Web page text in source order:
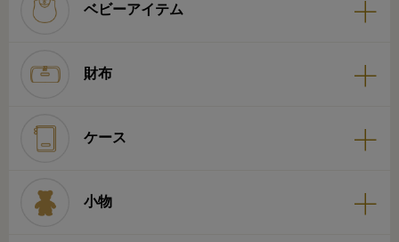
ベビーアイテム
財布
ケース
小物